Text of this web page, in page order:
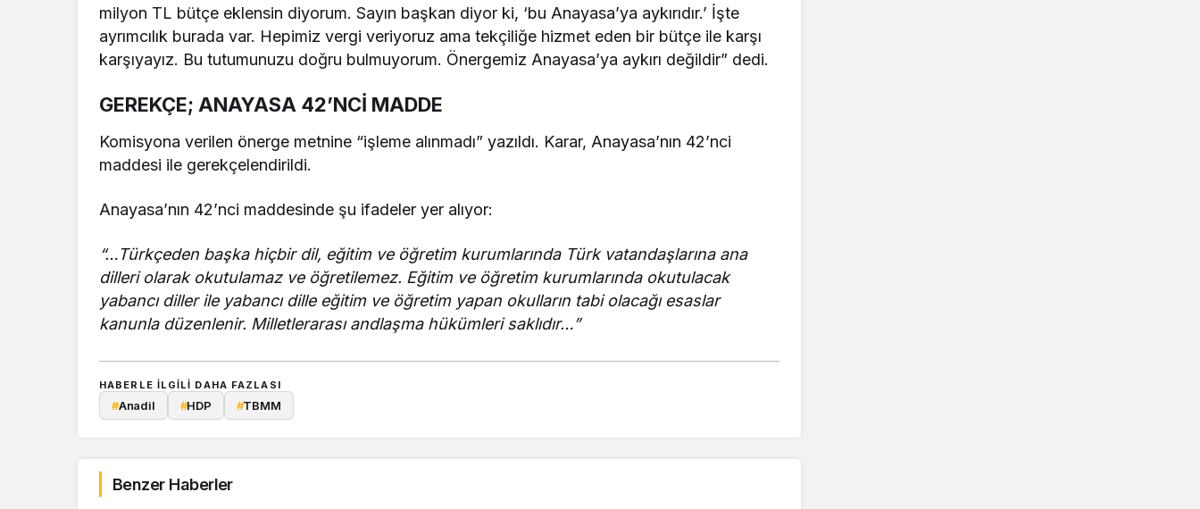
milyon TL bütçe eklensin diyorum. Sayın başkan diyor ki, ‘bu Anayasa’ya aykırıdır.’ İşte
ayrımcılık burada var. Hepimiz vergi veriyoruz ama tekçiliğe hizmet eden bir bütçe ile karşı
karşıyayız. Bu tutumunuzu doğru bulmuyorum. Önergemiz Anayasa’ya aykırı değildir” dedi.
GEREKÇE; ANAYASA 42’NCİ MADDE
Komisyona verilen önerge metnine “işleme alınmadı” yazıldı. Karar, Anayasa’nın 42’nci
maddesi ile gerekçelendirildi.
Anayasa’nın 42’nci maddesinde şu ifadeler yer alıyor:
“…Türkçeden başka hiçbir dil, eğitim ve öğretim kurumlarında Türk vatandaşlarına ana
dilleri olarak okutulamaz ve öğretilemez. Eğitim ve öğretim kurumlarında okutulacak
yabancı diller ile yabancı dille eğitim ve öğretim yapan okulların tabi olacağı esaslar
kanunla düzenlenir. Milletlerarası andlaşma hükümleri saklıdır…”
HABERLE ILGILI DAHA FAZLASI
#Anadil #HDP #TBMM
Benzer Haberler